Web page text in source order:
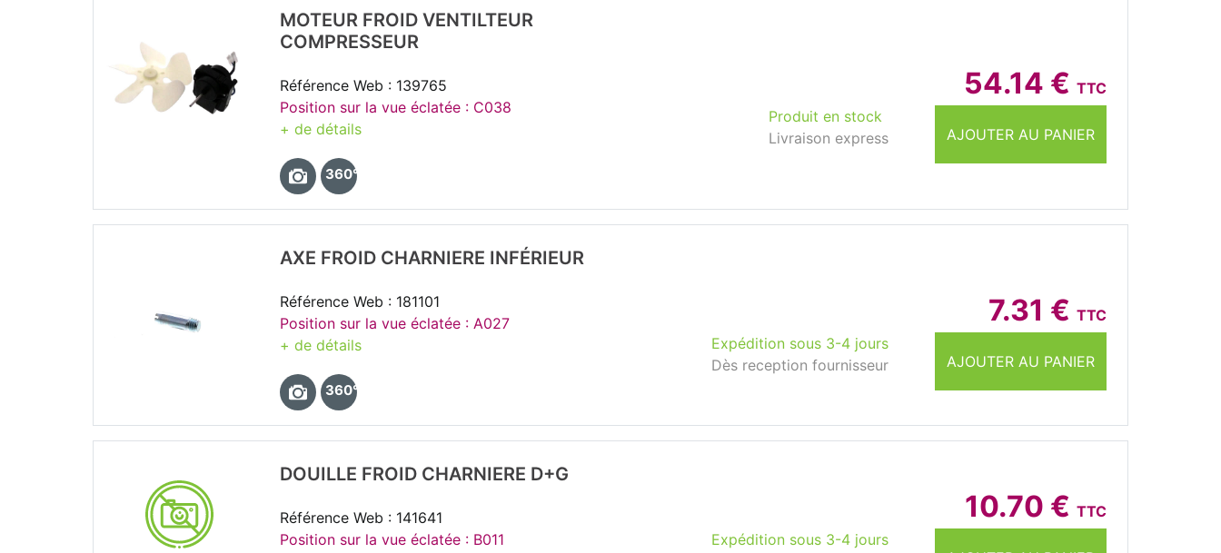
54.14 € TTC
AJOUTER AU PANIER
Produit en stock
Livraison express
MOTEUR FROID VENTILTEUR
COMPRESSEUR
Référence Web : 139765
Position sur la vue éclatée : C038
+ de détails
360°
7.31 € TTC
AJOUTER AU PANIER
Expédition sous 3-4 jours
Dès reception fournisseur
AXE FROID CHARNIERE INFÉRIEUR
Référence Web : 181101
Position sur la vue éclatée : A027
+ de détails
360°
10.70 € TTC
Expédition sous 3-4 jours
DOUILLE FROID CHARNIERE D+G
Référence Web : 141641
Position sur la vue éclatée : B011